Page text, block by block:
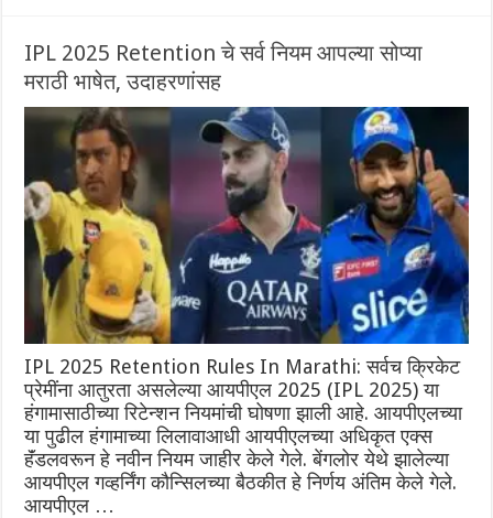
IPL 2025 Retention चे सर्व नियम आपल्या सोप्या
मराठी भाषेत, उदाहरणांसह
IPL 2025 Retention Rules In Marathi: सर्वच क्रिकेट
प्रेमींना आतुरता असलेल्या आयपीएल 2025 (IPL 2025) या
हंगामासाठीच्या रिटेन्शन नियमांची घोषणा झाली आहे. आयपीएलच्या
या पुढील हंगामाच्या लिलावाआधी आयपीएलच्या अधिकृत एक्स
हॅंडलवरून हे नवीन नियम जाहीर केले गेले. बेंगलोर येथे झालेल्या
आयपीएल गव्हर्निंग कौन्सिलच्या बैठकीत हे निर्णय अंतिम केले गेले.
आयपीएल …